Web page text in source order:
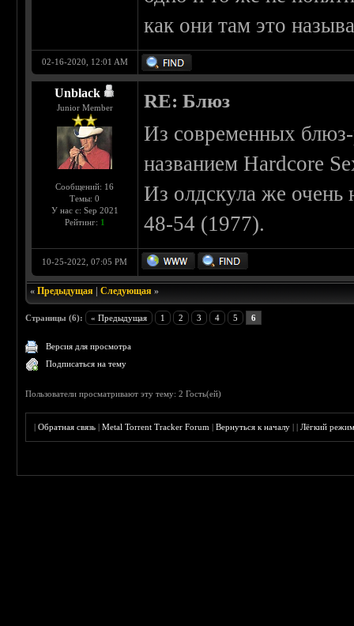
как они там это
02-16-2020, 12:01 AM
Unblack
Junior Member
Сообщений: 16
Темы: 0
У нас с: Sep 2021
Рейтинг: 1
RE: Блюз
Из современных
названием Hardcore
Из олдскула же очень
48-54 (1977).
10-25-2022, 07:05 PM
«Предыдущая |Следующая »
Страницы (6): « Предыдущая 1 2 3 4 5 6
Версия для просмотра
Подписаться на тему
Пользователи просматривают эту тему: 2 Гость(ей)
|Обратная связь |Metal Torrent Tracker Forum |Вернуться к началу ||Лёгкий